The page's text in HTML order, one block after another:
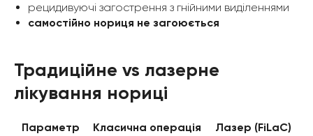
рецидивуючі загострення з гнійними виділеннями
самостійно нориця не загоюється
Традиційне vs лазерне
лікування нориці
Параметр Класична операція
Лазер (FiLaC)